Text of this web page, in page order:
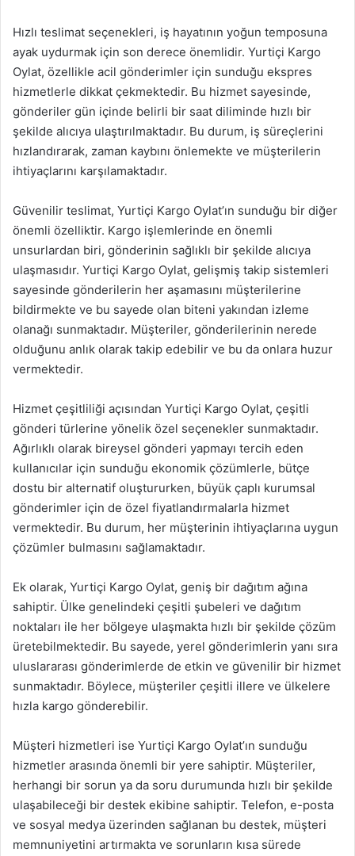
Hızlı teslimat seçenekleri, iş hayatının yoğun temposuna
ayak uydurmak için son derece önemlidir. Yurtiçi Kargo
Oylat, özellikle acil gönderimler için sunduğu ekspres
hizmetlerle dikkat çekmektedir. Bu hizmet sayesinde,
gönderiler gün içinde belirli bir saat diliminde hızlı bir
şekilde alıcıya ulaştırılmaktadır. Bu durum, iş süreçlerini
hızlandırarak, zaman kaybını önlemekte ve müşterilerin
ihtiyaçlarını karşılamaktadır.
Güvenilir teslimat, Yurtiçi Kargo Oylat’ın sunduğu bir diğer
önemli özelliktir. Kargo işlemlerinde en önemli
unsurlardan biri, gönderinin sağlıklı bir şekilde alıcıya
ulaşmasıdır. Yurtiçi Kargo Oylat, gelişmiş takip sistemleri
sayesinde gönderilerin her aşamasını müşterilerine
bildirmekte ve bu sayede olan biteni yakından izleme
olanağı sunmaktadır. Müşteriler, gönderilerinin nerede
olduğunu anlık olarak takip edebilir ve bu da onlara huzur
vermektedir.
Hizmet çeşitliliği açısından Yurtiçi Kargo Oylat, çeşitli
gönderi türlerine yönelik özel seçenekler sunmaktadır.
Ağırlıklı olarak bireysel gönderi yapmayı tercih eden
kullanıcılar için sunduğu ekonomik çözümlerle, bütçe
dostu bir alternatif oluştururken, büyük çaplı kurumsal
gönderimler için de özel fiyatlandırmalarla hizmet
vermektedir. Bu durum, her müşterinin ihtiyaçlarına uygun
çözümler bulmasını sağlamaktadır.
Ek olarak, Yurtiçi Kargo Oylat, geniş bir dağıtım ağına
sahiptir. Ülke genelindeki çeşitli şubeleri ve dağıtım
noktaları ile her bölgeye ulaşmakta hızlı bir şekilde çözüm
üretebilmektedir. Bu sayede, yerel gönderimlerin yanı sıra
uluslararası gönderimlerde de etkin ve güvenilir bir hizmet
sunmaktadır. Böylece, müşteriler çeşitli illere ve ülkelere
hızla kargo gönderebilir.
Müşteri hizmetleri ise Yurtiçi Kargo Oylat’ın sunduğu
hizmetler arasında önemli bir yere sahiptir. Müşteriler,
herhangi bir sorun ya da soru durumunda hızlı bir şekilde
ulaşabileceği bir destek ekibine sahiptir. Telefon, e-posta
ve sosyal medya üzerinden sağlanan bu destek, müşteri
memnuniyetini artırmakta ve sorunların kısa sürede